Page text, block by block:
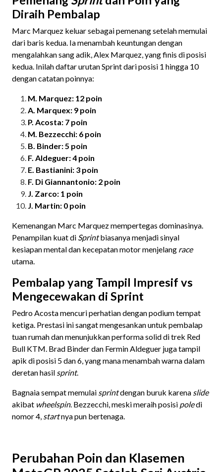
Diraih Pembalap
Marc Marquez keluar sebagai pemenang setelah memulai
dari baris kedua. Ia menambah keuntungan dengan
mengalahkan sang adik, Alex Marquez, yang finis di posisi
kedua. Inilah daftar urutan Sprint dari posisi 1 hingga 10
dengan catatan poinnya:
M. Marquez: 12 poin
A. Marquex: 9 poin
P. Acosta: 7 poin
M. Bezzecchi: 6 poin
B. Binder: 5 poin
F. Aldeguer: 4 poin
E. Bastianini: 3 poin
F. Di Giannantonio: 2 poin
J. Zarco: 1 poin
J. Martin: 0 poin
Kemenangan Marc Marquez mempertegas dominasinya.
Penampilan kuat di Sprintbiasanya menjadi sinyal
kesiapan mental dan kecepatan motor menjelang race
utama.
Pembalap yang Tampil Impresif vs
Mengecewakan di Sprint
Pedro Acosta mencuri perhatian dengan podium tempat
ketiga. Prestasi ini sangat mengesankan untuk pembalap
tuan rumah dan menunjukkan performa solid di trek Red
Bull KTM. Brad Binder dan Fermin Aldeguer juga tampil
apik di posisi 5 dan 6, yang mana menambah warna dalam
deretan hasil sprint.
Bagnaia sempat memulai sprintdengan buruk karena slide
akibat wheelspin. Bezzecchi, meski meraih posisi poledi
nomor 4, startnya pun bertenaga.
Perubahan Poin dan Klasemen